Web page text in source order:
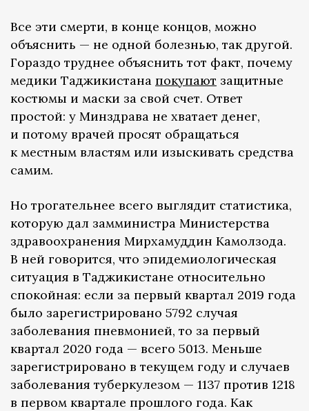
Все эти смерти, в конце концов, можно
объяснить — не одной болезнью, так другой.
Гораздо труднее объяснить тот факт, почему
медики Таджикистана покупают защитные
костюмы и маски за свой счет. Ответ
простой: у Минздрава не хватает денег,
и потому врачей просят обращаться
к местным властям или изыскивать средства
самим.
Но трогательнее всего выглядит статистика,
которую дал замминистра Министерства
здравоохранения Мирхамуддин Камолзода.
В ней говорится, что эпидемиологическая
ситуация в Таджикистане относительно
спокойная: если за первый квартал 2019 года
было зарегистрировано 5792 случая
заболевания пневмонией, то за первый
квартал 2020 года — всего 5013. Меньше
зарегистрировано в текущем году и случаев
заболевания туберкулезом — 1137 против 1218
в первом квартале прошлого года. Как